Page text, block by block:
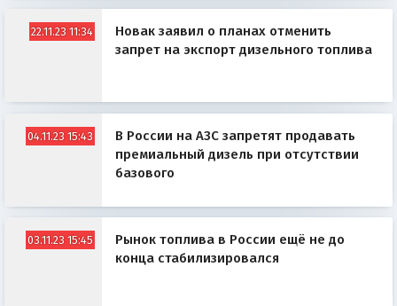
22.11.23 11:34
Новак заявил о планах отменить
запрет на экспорт дизельного топлива
04.11.23 15:43
В России на АЗС запретят продавать
премиальный дизель при отсутствии
базового
03.11.23 15:45
Рынок топлива в России ещё не до
конца стабилизировался